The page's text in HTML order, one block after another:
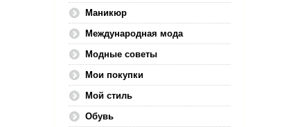
Маникюр
Международная мода
Модные советы
Мои покупки
Мой стиль
Обувь